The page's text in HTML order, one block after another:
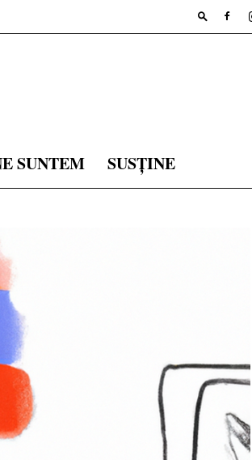
SUNTEM SUSȚINE